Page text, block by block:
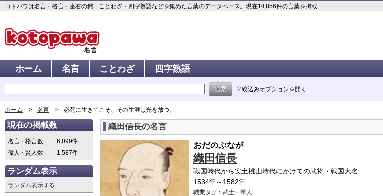
コトパワは名言・格言・座右の銘・ことわざ・四字熟語などを集めた言葉のデータベース。現在10,856件の言葉を掲載
ホーム 名言 ことわざ 四字熟語
▽絞込みオプションを開く
ホーム 名言 必死に生きてこそ、その生涯は光を放つ。
織田信長の名言
おだのぶなが
織田信長
戦国時代から安土桃山時代にかけての武将・戦国大名
1534年～1582年
職業タグ： 武士・軍人
現在の掲載数
名言・格言数
6,099件
偉人・賢人数
1,587件
ランダム表示
ランダム表示する